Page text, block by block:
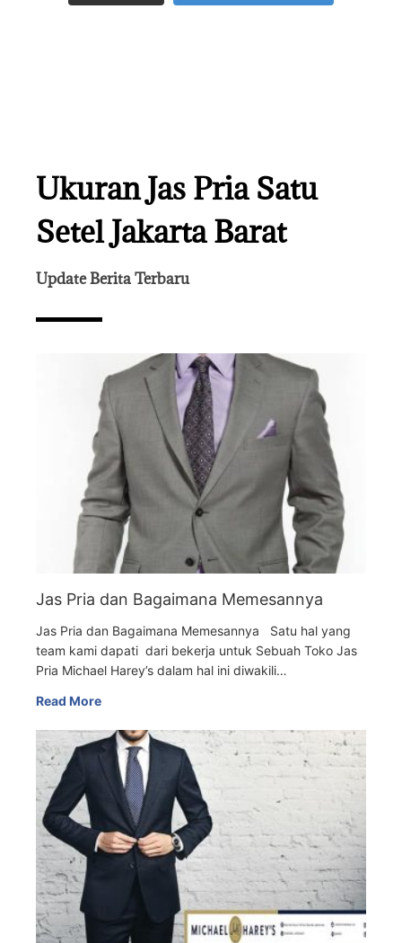
Ukuran Jas Pria Satu
Setel Jakarta Barat
Update Berita Terbaru
Jas Pria dan Bagaimana Memesannya
Jas Pria dan Bagaimana Memesannya Satu hal yang
team kami dapati dari bekerja untuk Sebuah Toko Jas
Pria Michael Harey’s dalam hal ini diwakili…
Read More